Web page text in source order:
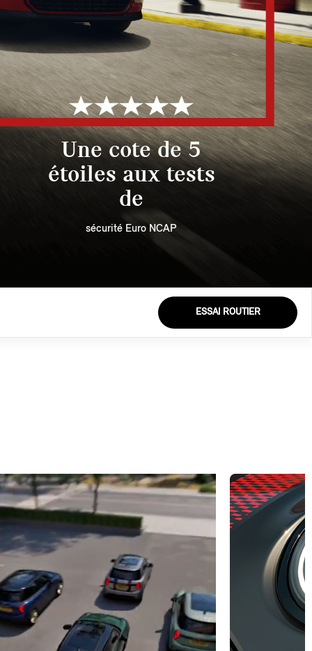
Une cote de 5
étoiles aux tests
de
sécurité Euro NCAP
ESSAI ROUTIER